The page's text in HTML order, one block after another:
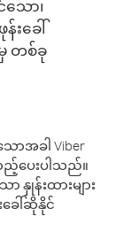
ော၊
ခေါ်
တစ်ခု
အခါ Viber
ပေးပါသည်။
န်းထားများ
ေါ်ဆိုနိုင်